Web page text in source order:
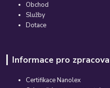
Obchod
Služby
Dotace
Informace pro
Certifikace Nanolex